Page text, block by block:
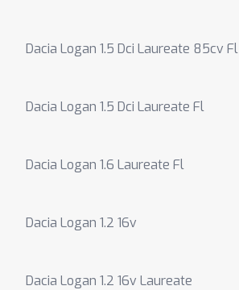
Dacia Logan 1.5 Dci Laureate 85cv Fl
Dacia Logan 1.5 Dci Laureate Fl
Dacia Logan 1.6 Laureate Fl
Dacia Logan 1.2 16v
Dacia Logan 1.2 16v Laureate